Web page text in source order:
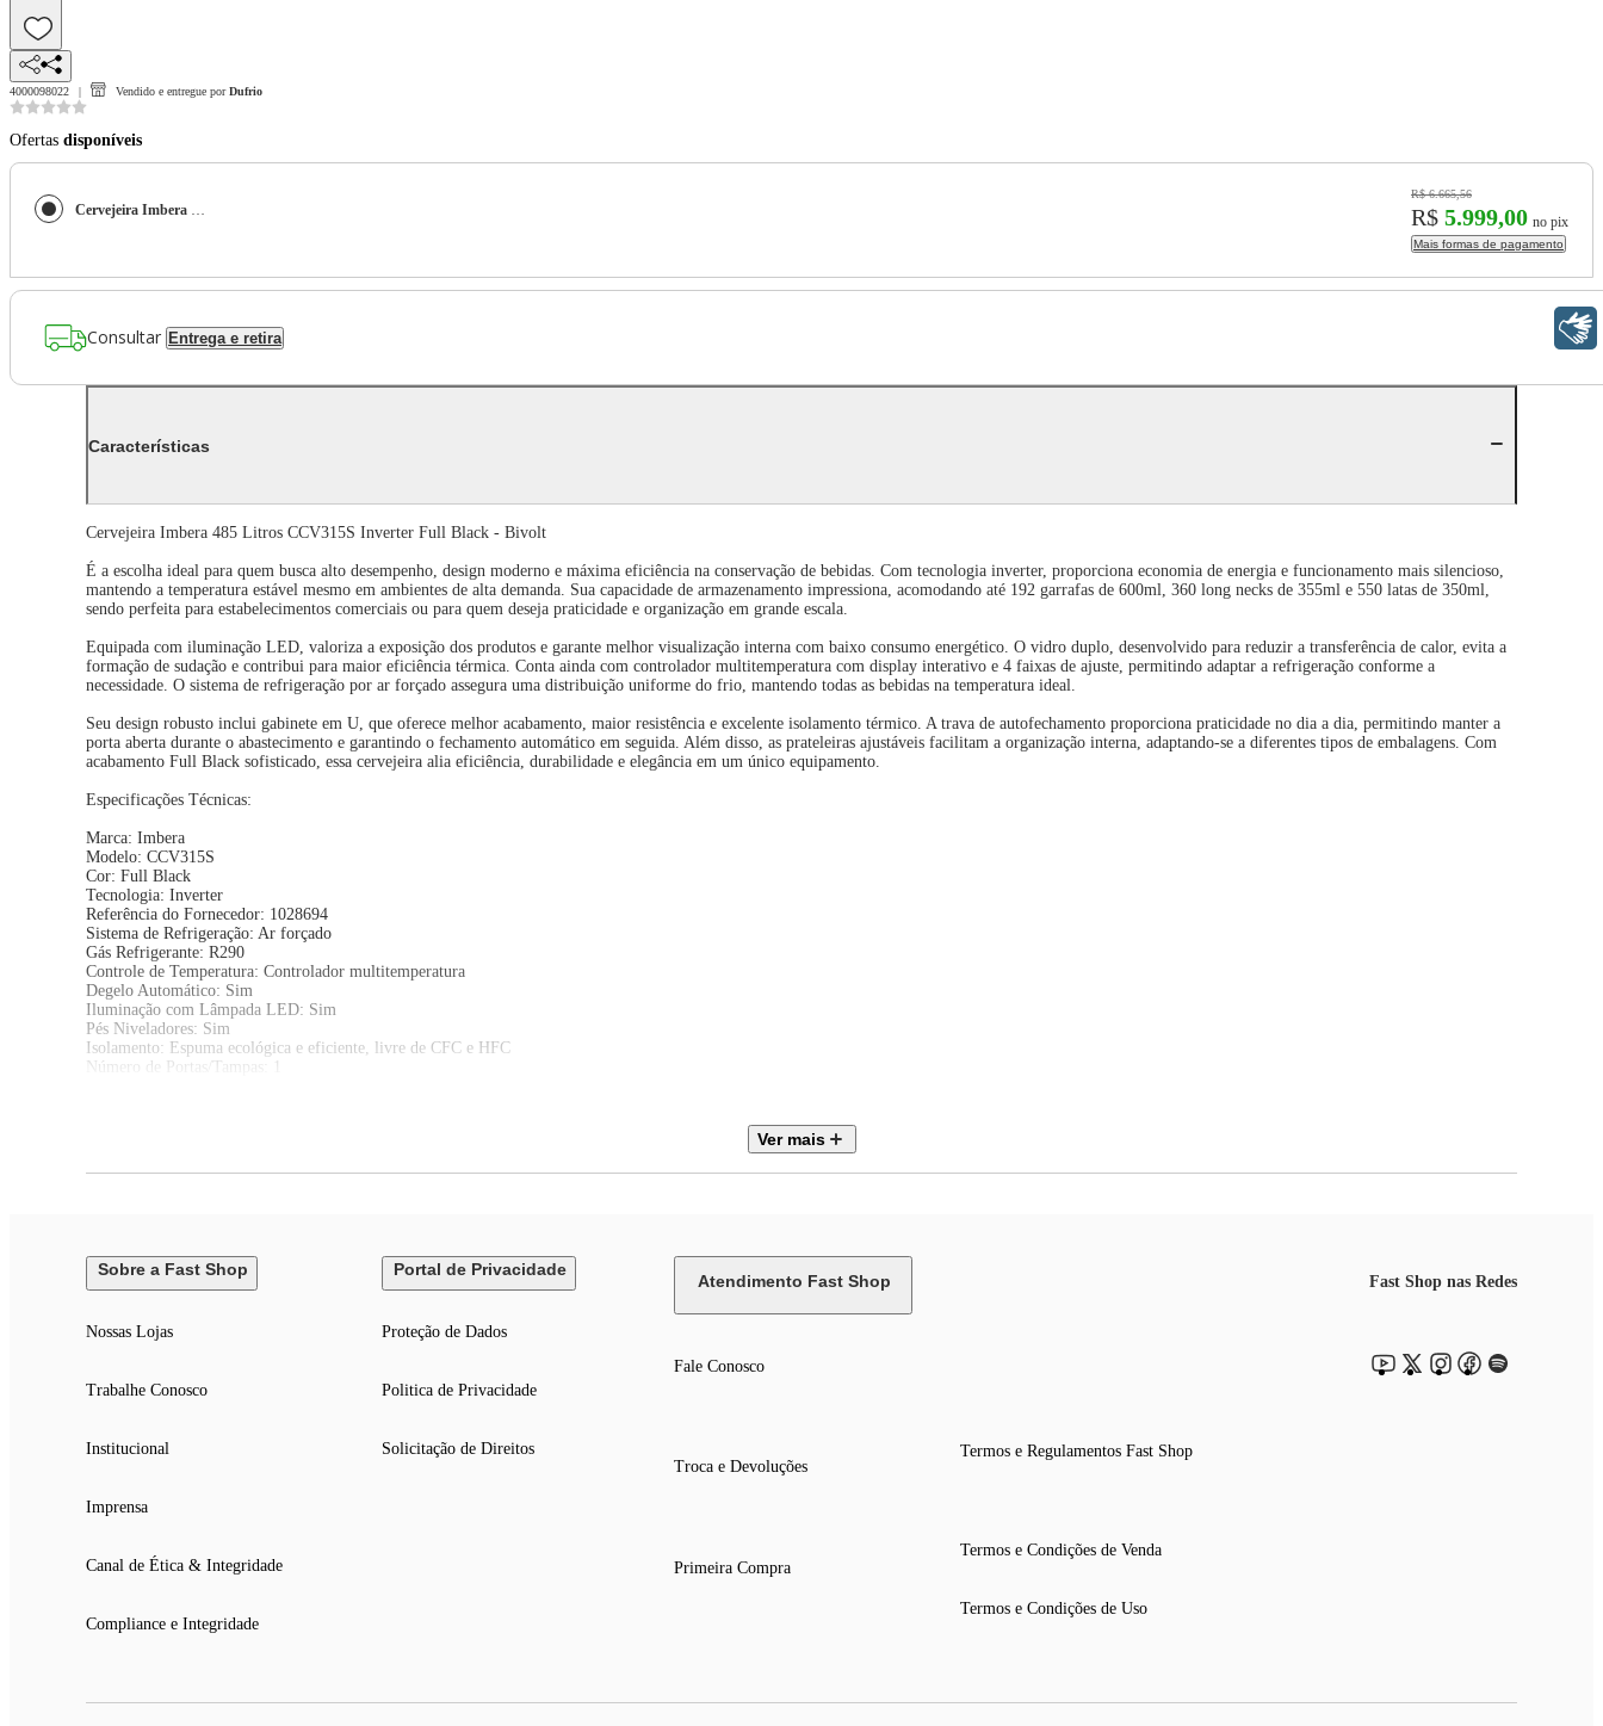
4000098022 Vendido e entregue por Dufrio
Ofertas disponíveis
Cervejeira Imbera 485 Litros CCV315S Inverter Full Black - Bivolt
R$ 6.665,56
R$ 5.999,00 no pix
Mais formas de pagamento
Consultar Entrega e retira
Características
Cervejeira Imbera 485 Litros CCV315S Inverter Full Black - Bivolt
É a escolha ideal para quem busca alto desempenho, design moderno e máxima eficiência na conservação de bebidas. Com tecnologia inverter, proporciona economia de energia e funcionamento mais silencioso,
mantendo a temperatura estável mesmo em ambientes de alta demanda. Sua capacidade de armazenamento impressiona, acomodando até 192 garrafas de 600ml, 360 long necks de 355ml e 550 latas de 350ml,
sendo perfeita para estabelecimentos comerciais ou para quem deseja praticidade e organização em grande escala.
Equipada com iluminação LED, valoriza a exposição dos produtos e garante melhor visualização interna com baixo consumo energético. O vidro duplo, desenvolvido para reduzir a transferência de calor, evita a
formação de sudação e contribui para maior eficiência térmica. Conta ainda com controlador multitemperatura com display interativo e 4 faixas de ajuste, permitindo adaptar a refrigeração conforme a
necessidade. O sistema de refrigeração por ar forçado assegura uma distribuição uniforme do frio, mantendo todas as bebidas na temperatura ideal.
Seu design robusto inclui gabinete em U, que oferece melhor acabamento, maior resistência e excelente isolamento térmico. A trava de autofechamento proporciona praticidade no dia a dia, permitindo manter a
porta aberta durante o abastecimento e garantindo o fechamento automático em seguida. Além disso, as prateleiras ajustáveis facilitam a organização interna, adaptando-se a diferentes tipos de embalagens. Com
acabamento Full Black sofisticado, essa cervejeira alia eficiência, durabilidade e elegância em um único equipamento.
Especificações Técnicas:
Marca: Imbera
Modelo: CCV315S
Cor: Full Black
Tecnologia: Inverter
Referência do Fornecedor: 1028694
Sistema de Refrigeração: Ar forçado
Gás Refrigerante: R290
Controle de Temperatura: Controlador multitemperatura
Degelo Automático: Sim
Iluminação com Lâmpada LED: Sim
Pés Niveladores: Sim
Isolamento: Espuma ecológica e eficiente, livre de CFC e HFC
Número de Portas/Tampas: 1
Altura: 204,8 cm
Largura: 68 cm
Profundidade: 60,3 cm
Ver mais
Sobre a Fast Shop
Nossas Lojas
Trabalhe Conosco
Institucional
Imprensa
Canal de Ética & Integridade
Compliance e Integridade
Portal de Privacidade
Proteção de Dados
Politica de Privacidade
Solicitação de Direitos
Atendimento Fast Shop
Fale Conosco
Troca e Devoluções
Primeira Compra
Termos e Regulamentos Fast Shop
Termos e Condições de Venda
Termos e Condições de Uso
Fast Shop nas Redes